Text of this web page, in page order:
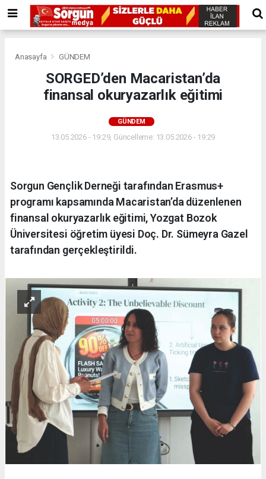
Anasayfa GÜNDEM
SORGED’den Macaristan’da
finansal okuryazarlık eğitimi
GÜNDEM
13.05.2026 - 19:29, Güncelleme: 13.05.2026 - 19:29
Sorgun Gençlik Derneği tarafından Erasmus+
programı kapsamında Macaristan’da düzenlenen
finansal okuryazarlık eğitimi, Yozgat Bozok
Üniversitesi öğretim üyesi Doç. Dr. Sümeyra Gazel
tarafından gerçekleştirildi.